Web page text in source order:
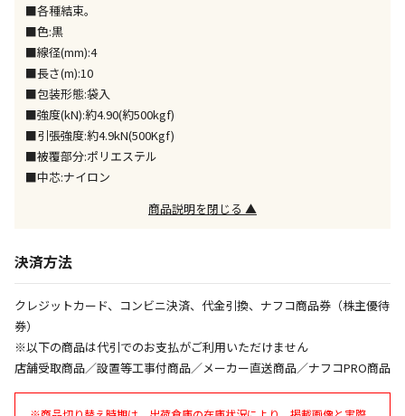
特定の店舗のみで受取ができる商品です（宅配便での
※同時購入の商品は、全て同じ店舗での受取となりま
す
委託業者によりお届けする商品です
※ほか商品との同時購入はできません。お手数です
が、ご購入手続きを分けてお買い求めください
※支払い方法の代金引換は選択できません。
※電話注文はできません。
宅配のみでお届けする商品です（店舗受取は選択でき
午前9時までのご注文確定した商品については、当日に
ただし、メーカーの営業日に基づき出荷手続きを行う
ため、通常よりお時間をいただく場合がございます。
また、日曜・祝日や年末年始などの長期休業期間中
は、休業明けからの出荷対応となります。
■各種結束。
■色:黒
■線径(mm):4
■長さ(m):10
■包装形態:袋入
■強度(kN):約4.90(約500kgf)
■引張強度:約4.9kN(500Kgf)
■被覆部分:ポリエステル
■中芯:ナイロン
商品説明を閉じる ▲
決済方法
クレジットカード、コンビニ決済、代金引換、ナフコ商品券（株主優待
券）
※以下の商品は代引でのお支払がご利用いただけません
店舗受取商品／設置等工事付商品／メーカー直送商品／ナフコPRO商品